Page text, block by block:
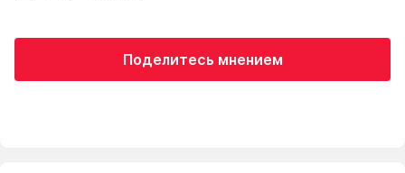
Поделитесь мнением